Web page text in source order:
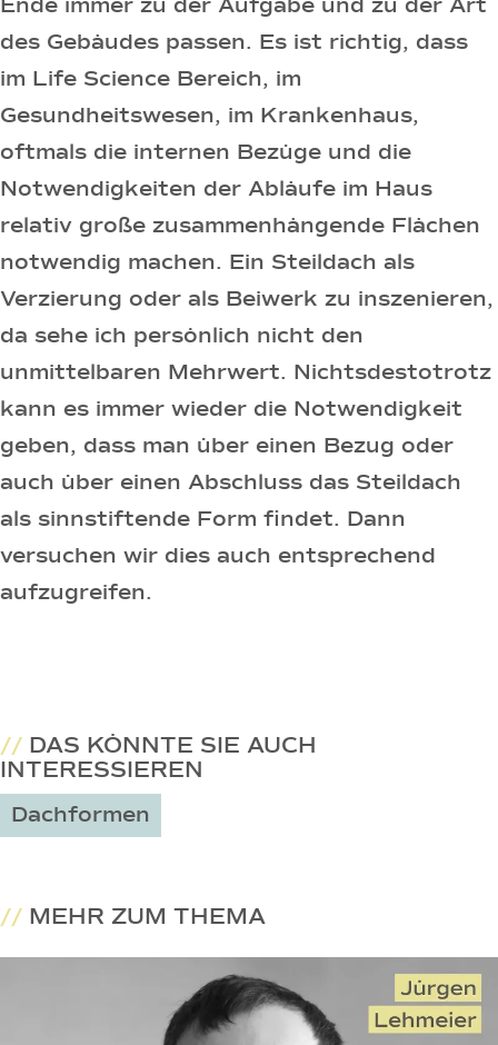
Ende immer zu der Aufgabe und zu der Art
des Gebäudes passen. Es ist richtig, dass
im Life Science Bereich, im
Gesundheitswesen, im Krankenhaus,
oftmals die internen Bezüge und die
Notwendigkeiten der Abläufe im Haus
relativ große zusammenhängende Flächen
notwendig machen. Ein Steildach als
Verzierung oder als Beiwerk zu inszenieren,
da sehe ich persönlich nicht den
unmittelbaren Mehrwert. Nichtsdestotrotz
kann es immer wieder die Notwendigkeit
geben, dass man über einen Bezug oder
auch über einen Abschluss das Steildach
als sinnstiftende Form findet. Dann
versuchen wir dies auch entsprechend
aufzugreifen.
// DAS KÖNNTE SIE AUCH
INTERESSIEREN
Dachformen
// MEHR ZUM THEMA